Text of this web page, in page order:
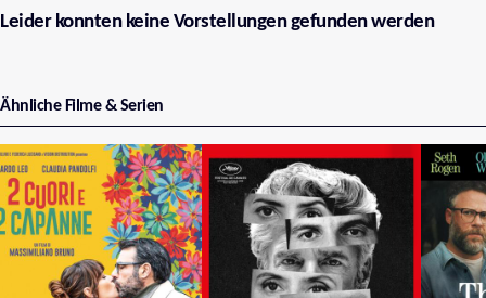
Leider konnten keine Vorstellungen gefunden werden
Ähnliche Filme & Serien